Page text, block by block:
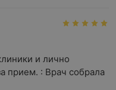
и лично
прием. : Врач собрала